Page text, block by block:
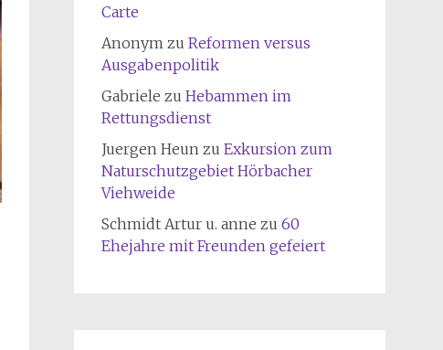
Carte
Anonymzu Reformen versus
Ausgabenpolitik
Gabriele zu Hebammen im
Rettungsdienst
Juergen Heunzu Exkursion zum
Naturschutzgebiet Hörbacher
Viehweide
Schmidt Artur u. anne zu 60
Ehejahre mit Freunden gefeiert